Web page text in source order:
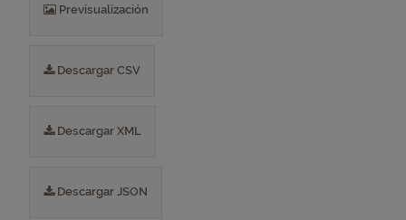
Previsualización
Descargar CSV
Descargar XML
Descargar JSON